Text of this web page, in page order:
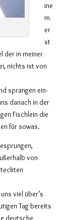
ine
m
er
st
der in meiner
nichts ist von
sprangen ein-
danach in der
Fischlein die
für sowas.
von
viel über’s
Tag bereits
deutsche